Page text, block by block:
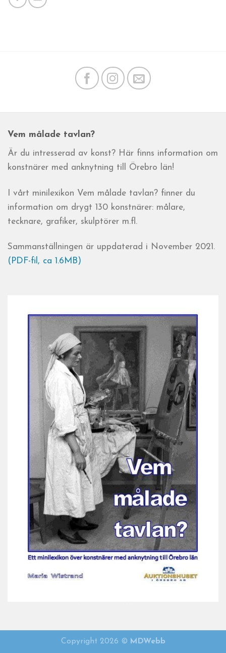
Vem målade tavlan?
Är du intresserad av konst? Här finns information om
konstnärer med anknytning till Örebro län!
I vårt minilexikon Vem målade tavlan? finner du
information om drygt 130 konstnärer: målare,
tecknare, grafiker, skulptörer m.fl.
Sammanställningen är uppdaterad i November 2021.
(PDF-fil, ca 1.6MB)
Copyright 2026 © MDWebb